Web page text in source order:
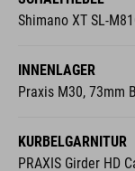
Shimano XT SL-
INNENLAGER
Praxis M30, 73mm
KURBELGARNITUR
PRAXIS Girder HD